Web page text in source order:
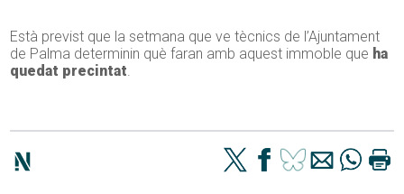
Està previst que la setmana que ve tècnics de l’Ajuntament
de Palma determinin què faran amb aquest immoble que ha
quedat precintat.